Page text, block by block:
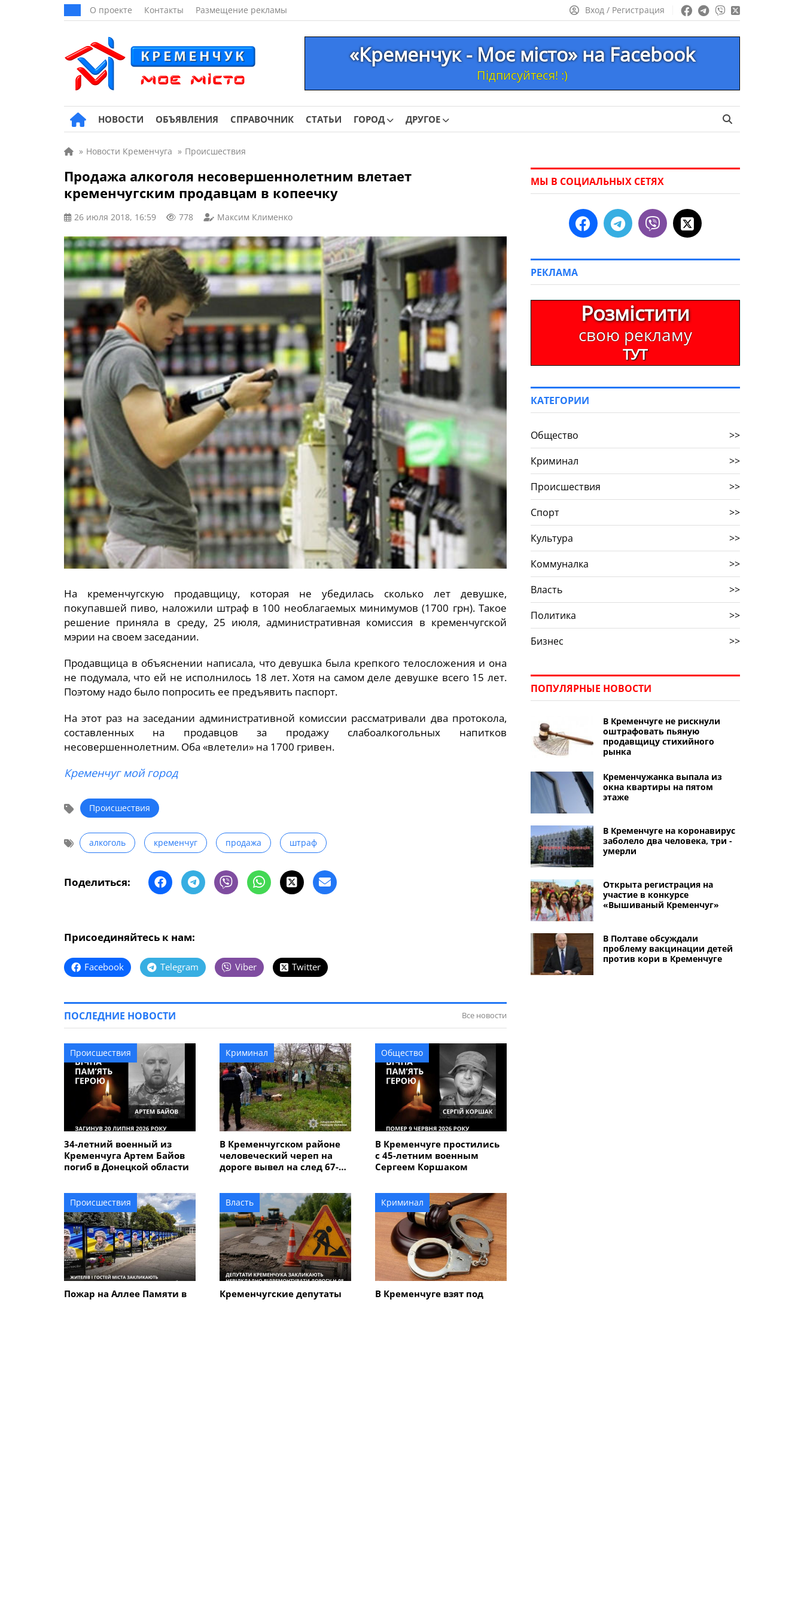
О проекте Контакты Размещение рекламы Вход / Регистрация
«Кременчук - Моє місто» на Facebook
Підписуйтеся! :)
НОВОСТИ ОБЪЯВЛЕНИЯ СПРАВОЧНИК СТАТЬИ ГОРОД ДРУГОЕ
» Новости Кременчуга » Происшествия
Продажа алкоголя несовершеннолетним влетает
кременчугским продавцам в копеечку
26 июля 2018, 16:59 778 Максим Клименко
На кременчугскую продавщицу, которая не убедилась сколько лет девушке,
покупавшей пиво, наложили штраф в 100 необлагаемых минимумов (1700 грн). Такое
решение приняла в среду, 25 июля, административная комиссия в кременчугской
мэрии на своем заседании.
Продавщица в объяснении написала, что девушка была крепкого телосложения и она
не подумала, что ей не исполнилось 18 лет. Хотя на самом деле девушке всего 15 лет.
Поэтому надо было попросить ее предъявить паспорт.
На этот раз на заседании административной комиссии рассматривали два протокола,
составленных на продавцов за продажу слабоалкогольных напитков
несовершеннолетним. Оба «влетели» на 1700 гривен.
Кременчуг мой город
Происшествия
алкоголь кременчуг продажа штраф
Поделиться:
Присоединяйтесь к нам:
Facebook Telegram Viber Twitter
ПОСЛЕДНИЕ НОВОСТИ Все новости
Происшествия
34-летний военный из
Кременчуга Артем Байов
погиб в Донецкой области
Криминал
В Кременчугском районе
человеческий череп на
дороге вывел на след 67-
сыном
Общество
В Кременчуге простились
с 45-летним военным
Сергеем Коршаком
Происшествия
Пожар на Аллее Памяти в
Власть
Кременчугские депутаты
Криминал
В Кременчуге взят под
МЫ В СОЦИАЛЬНЫХ СЕТЯХ
РЕКЛАМА
Розмістити
свою рекламу
ТУТ
КАТЕГОРИИ
Общество
>>
Криминал
>>
Происшествия
>>
Спорт
>>
Культура
>>
Коммуналка
>>
Власть
>>
Политика
>>
Бизнес
>>
ПОПУЛЯРНЫЕ НОВОСТИ
В Кременчуге не рискнули
оштрафовать пьяную
продавщицу стихийного
рынка
Кременчужанка выпала из
окна квартиры на пятом
этаже
В Кременчуге на коронавирус
заболело два человека, три -
умерли
Открыта регистрация на
участие в конкурсе
«Вышиваный Кременчуг»
В Полтаве обсуждали
проблему вакцинации детей
против кори в Кременчуге